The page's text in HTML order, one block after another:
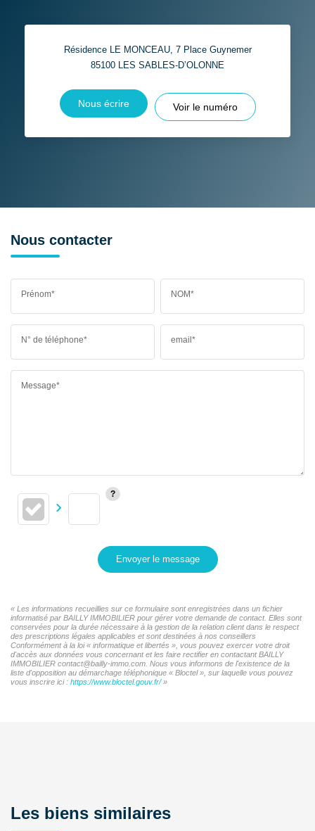
Résidence LE MONCEAU, 7 Place Guynemer
85100 LES SABLES-D’OLONNE
Nous écrire Voir le numéro
Nous contacter
Prénom* NOM*
N° de téléphone* email*
Message*
Envoyer le message
« Les informations recueillies sur ce formulaire sont enregistrées dans un fichier
informatisé par BAILLY IMMOBILIER pour gérer votre demande de contact. Elles sont
conservées pour la durée nécessaire à la gestion de la relation client dans le respect
des prescriptions légales applicables et sont destinées à nos conseillers
Conformément à la loi « informatique et libertés », vous pouvez exercer votre droit
d'accès aux données vous concernant et les faire rectifier en contactant BAILLY
IMMOBILIER contact@bailly-immo.com. Nous vous informons de l'existence de la
liste d'opposition au démarchage téléphonique « Bloctel », sur laquelle vous pouvez
vous inscrire ici : https://www.bloctel.gouv.fr/»
Les biens similaires